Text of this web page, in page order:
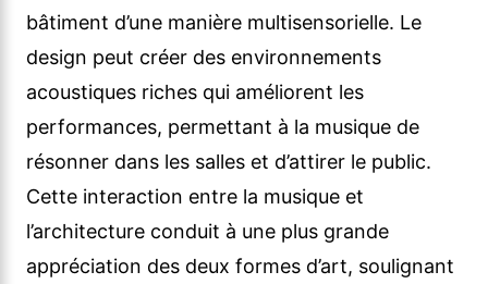
bâtiment d’une manière multisensorielle. Le
design peut créer des environnements
acoustiques riches qui améliorent les
performances, permettant à la musique de
résonner dans les salles et d’attirer le public.
Cette interaction entre la musique et
l’architecture conduit à une plus grande
appréciation des deux formes d’art, soulignant